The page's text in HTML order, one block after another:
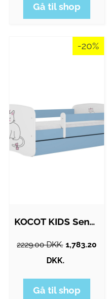
Gå til shop
-20%
KOCOT KIDS Seng babydreams blå kat uden…
2229.00 DKK. 1,783.20
DKK.
Gå til shop